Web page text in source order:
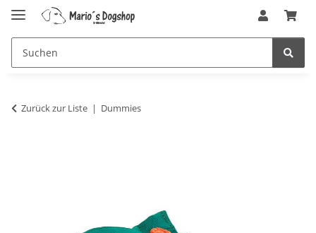
Zurück zur Liste Dummies